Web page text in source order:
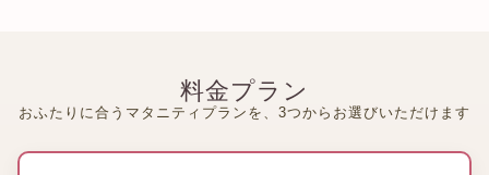
料金プラン
おふたりに合うマタニティプランを、3つからお選びいただけます